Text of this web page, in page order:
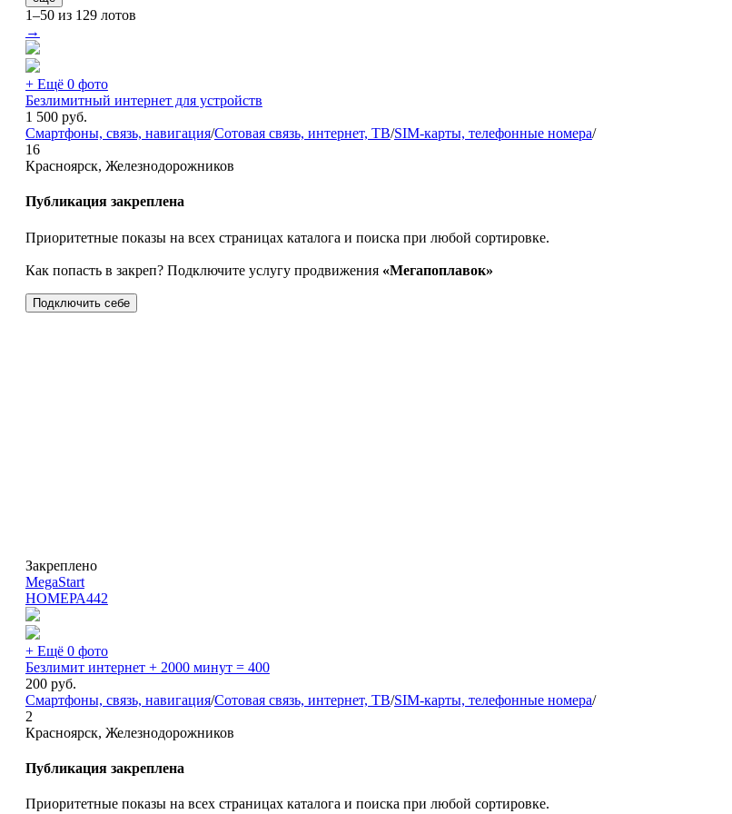
1–50 из 129 лотов
→
+ Ещё 0 фото
Безлимитный интернет для устройств
1 500 руб.
Смартфоны, связь, навигация/Сотовая связь, интернет, ТВ/SIM-карты, телефонные номера/
16
Красноярск, Железнодорожников
Публикация закреплена
Приоритетные показы на всех страницах каталога и поиска при любой сортировке.
Как попасть в закреп? Подключите услугу продвижения «Мегапоплавок»
Подключить себе
Закреплено
MegaStart
НОМЕРА442
+ Ещё 0 фото
Безлимит интернет + 2000 минут = 400
200 руб.
Смартфоны, связь, навигация/Сотовая связь, интернет, ТВ/SIM-карты, телефонные номера/
2
Красноярск, Железнодорожников
Публикация закреплена
Приоритетные показы на всех страницах каталога и поиска при любой сортировке.